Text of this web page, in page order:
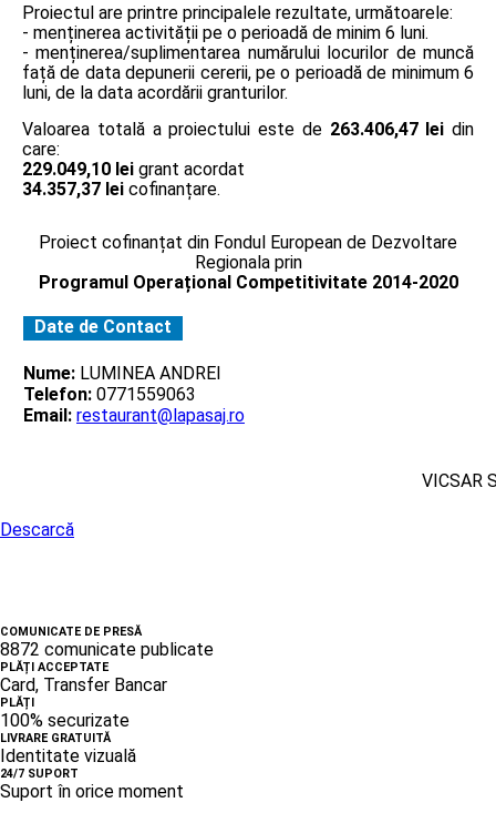
Proiectul are printre principalele rezultate, următoarele:
- menținerea activității pe o perioadă de minim 6 luni.
- menținerea/suplimentarea numărului locurilor de muncă
față de data depunerii cererii, pe o perioadă de minimum 6
luni, de la data acordării granturilor.
Valoarea totală a proiectului este de 263.406,47 lei din
care:
229.049,10 lei grant acordat
34.357,37 lei cofinanțare.
Proiect cofinanțat din Fondul European de Dezvoltare
Regionala prin
Programul Operațional Competitivitate 2014-2020
Date de Contact
Nume: LUMINEA ANDREI
Telefon: 0771559063
Email: restaurant@lapasaj.ro
VICSAR
Descarcă
COMUNICATE DE PRESĂ
8872 comunicate publicate
PLĂȚI ACCEPTATE
Card, Transfer Bancar
PLĂȚI
100% securizate
LIVRARE GRATUITĂ
Identitate vizuală
24/7 SUPORT
Suport în orice moment